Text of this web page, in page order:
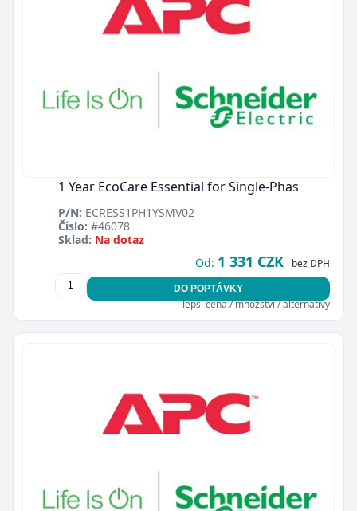
1 Year EcoCare Essential for Single-Phas
P/N: ECRESS1PH1YSMV02
Číslo: #46078
Sklad: Na dotaz
Od: 1 331 CZK bez DPH
DO POPTÁVKY
lepší cena / množství / alternativy